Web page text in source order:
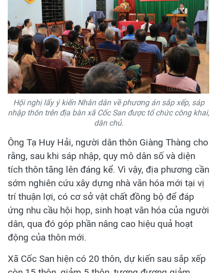
Hội nghị lấy ý kiến Nhân dân về phương án sắp xếp, sáp
nhập thôn trên địa bàn xã Cốc San được tổ chức công khai,
dân chủ.
Ông Tạ Huy Hải, người dân thôn Giàng Thàng cho
rằng, sau khi sáp nhập, quy mô dân số và diện
tích thôn tăng lên đáng kể. Vì vậy, địa phương cần
sớm nghiên cứu xây dựng nhà văn hóa mới tại vị
trí thuận lợi, có cơ sở vật chất đồng bộ để đáp
ứng nhu cầu hội họp, sinh hoạt văn hóa của người
dân, qua đó góp phần nâng cao hiệu quả hoạt
động của thôn mới.
Xã Cốc San hiện có 20 thôn, dự kiến sau sắp xếp